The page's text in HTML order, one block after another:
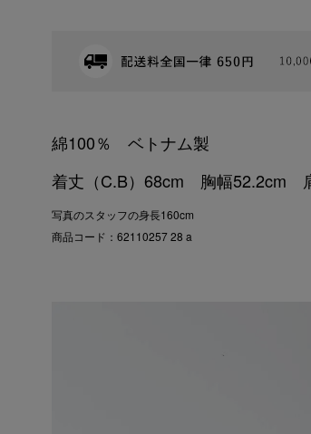
綿100％ ベトナム製
着丈（C.B）68cm 胸幅52.2cm
写真のスタッフの身長160cm
商品コード：62110257 28 a